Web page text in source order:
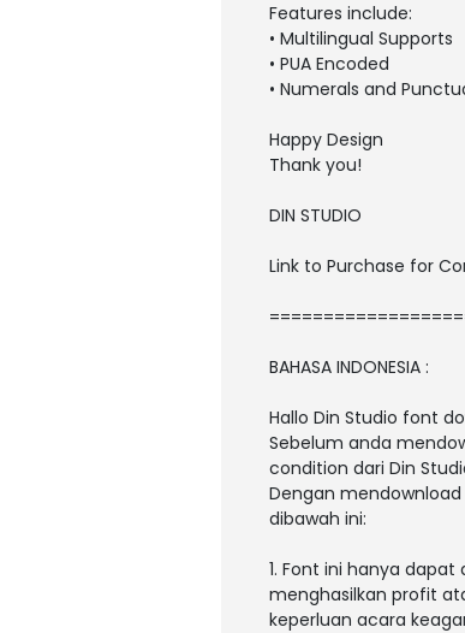
Features include:
• Multilingual Supports
• PUA Encoded
• Numerals and
Happy Design
Thank you!
DIN STUDIO
Link to Purchase for
BAHASA INDONESIA :
Hallo Din Studio font
Sebelum anda
condition dari Din
Dengan
dibawah ini:
1. Font ini hanya
menghasilkan profit
keperluan acara